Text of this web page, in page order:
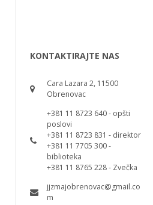
KONTAKTIRAJTE NAS
Cara Lazara 2, 11500
Obrenovac
+381 11 8723 640 - opšti
poslovi
+381 11 8723 831 - direktor
+381 11 7705 300 -
biblioteka
+381 11 8765 228 - Zvečka
jjzmajobrenovac@gmail.co
m